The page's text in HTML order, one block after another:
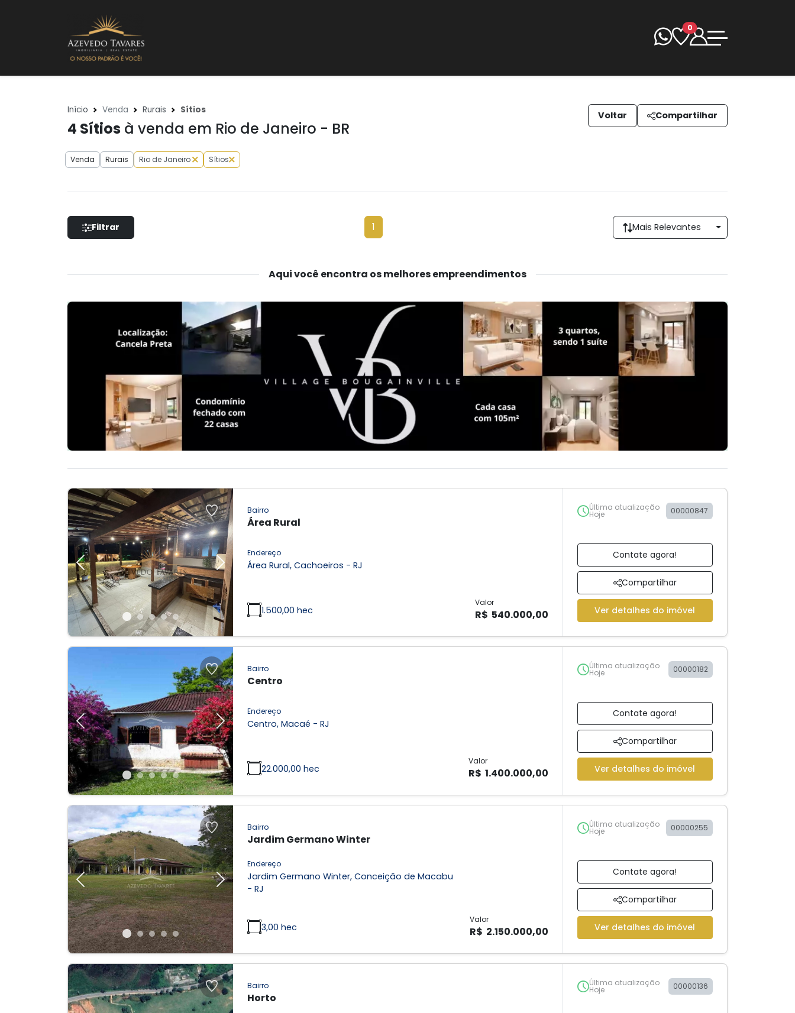
0
Início Venda Rurais Sítios
4 Sítios à venda em Rio de Janeiro - BR
Voltar Compartilhar
Venda Rurais Rio de Janeiro Sítios
Filtrar 1 Mais Relevantes
Aqui você encontra os melhores empreendimentos
Previous Next
Bairro
Área Rural
Endereço
Área Rural, Cachoeiros - RJ
1.500,00 hec
Valor
R$ 540.000,00
Última atualização
Hoje 00000847
Contate agora!
Compartilhar
Ver detalhes do imóvel
Previous Next
Bairro
Centro
Endereço
Centro, Macaé - RJ
22.000,00 hec
Valor
R$ 1.400.000,00
Última atualização
Hoje 00000182
Contate agora!
Compartilhar
Ver detalhes do imóvel
Previous Next
Bairro
Jardim Germano Winter
Endereço
Jardim Germano Winter, Conceição de Macabu
- RJ
3,00 hec
Valor
R$ 2.150.000,00
Última atualização
Hoje 00000255
Contate agora!
Compartilhar
Ver detalhes do imóvel
Bairro
Horto
Última atualização
Hoje 00000136